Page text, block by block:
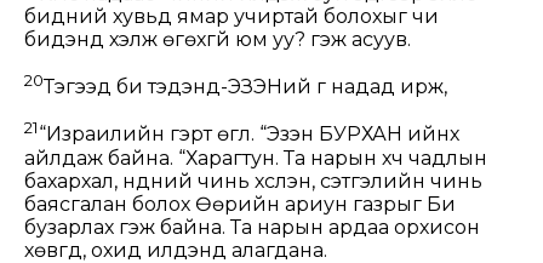
бидний хувьд ямар учиртай болохыг чи
бидэнд хэлж өгөхгүй юм уу? гэж асуув.
20Тэгээд би тэдэнд-ЭЗЭНий үг надад ирж,
21“Израилийн гэрт өгүүл. “Эзэн БУРХАН ийнхүү
айлдаж байна. “Харагтун. Та нарын хүч чадлын
бахархал, нүдний чинь хүслэн, сэтгэлийн чинь
баясгалан болох Өөрийн ариун газрыг Би
бузарлах гэж байна. Та нарын ардаа орхисон
хөвгүүд, охид илдэнд алагдана.